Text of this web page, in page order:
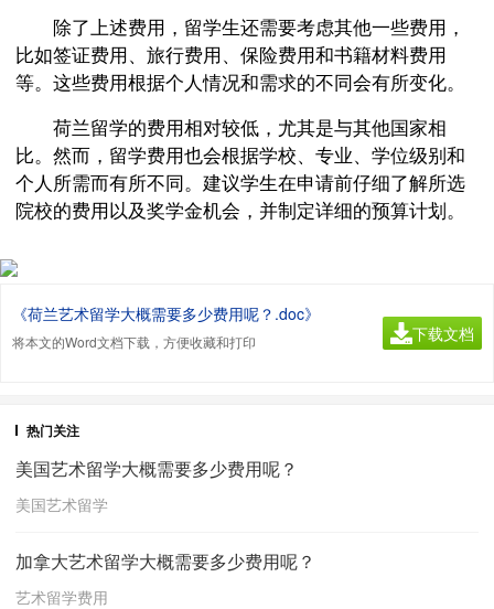
除了上述费用，留学生还需要考虑其他一些费用，
比如签证费用、旅行费用、保险费用和书籍材料费用
等。这些费用根据个人情况和需求的不同会有所变化。
荷兰留学的费用相对较低，尤其是与其他国家相
比。然而，留学费用也会根据学校、专业、学位级别和
个人所需而有所不同。建议学生在申请前仔细了解所选
院校的费用以及奖学金机会，并制定详细的预算计划。
《荷兰艺术留学大概需要多少费用呢？.doc》
将本文的Word文档下载，方便收藏和打印 下载文档
热门关注
美国艺术留学大概需要多少费用呢？
美国艺术留学
加拿大艺术留学大概需要多少费用呢？
艺术留学费用